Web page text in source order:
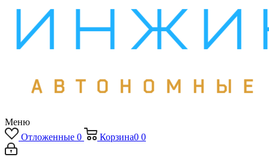
Меню
Отложенные 0 Корзина0 0